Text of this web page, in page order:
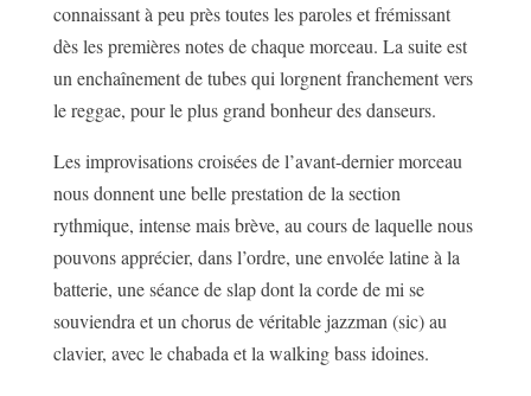
connaissant à peu près toutes les paroles et frémissant
dès les premières notes de chaque morceau. La suite est
un enchaînement de tubes qui lorgnent franchement vers
le reggae, pour le plus grand bonheur des danseurs.
Les improvisations croisées de l’avant-dernier morceau
nous donnent une belle prestation de la section
rythmique, intense mais brève, au cours de laquelle nous
pouvons apprécier, dans l’ordre, une envolée latine à la
batterie, une séance de slap dont la corde de mi se
souviendra et un chorus de véritable jazzman (sic) au
clavier, avec le chabada et la walking bass idoines.